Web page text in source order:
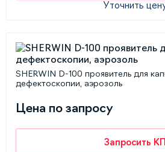
Уточнить
SHERWIN D-100 проявитель для
дефектоскопии, аэрозоль
Цена по запросу
Запросить КП